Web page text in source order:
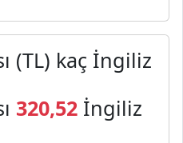
(TL) kaç İngiliz
320,52 İngiliz